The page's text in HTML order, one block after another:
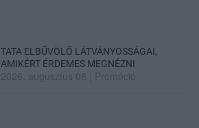
TATA ELBŰVÖLŐ LÁTVÁNYOSSÁGAI,
AMIKÉRT ÉRDEMES MEGNÉZNI
2026. augusztus 08 Promóció